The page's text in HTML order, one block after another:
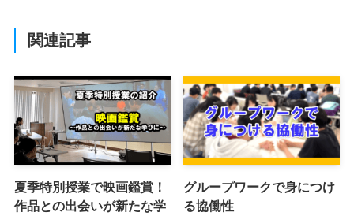
関連記事
夏季特別授業で映画鑑賞！
作品との出会いが新たな学
グループワークで身につけ
る協働性